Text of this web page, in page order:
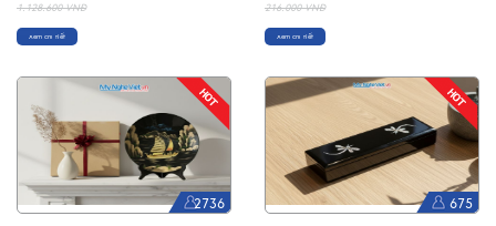
1.128.600 VNĐ
Xem chi tiết
216.000 VNĐ
Xem chi tiết
2736 675